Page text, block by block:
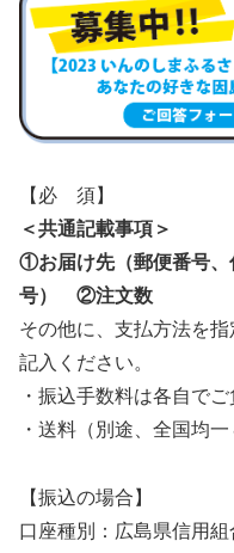
【必 須】
＜共通記載事項＞
①お届け先（郵便番号、
号） ②注文数
その他に、支払方法を
記入ください。
・振込手数料は各自でご
・送料（別途、全国均一
【振込の場合】
口座種別：広島県信用